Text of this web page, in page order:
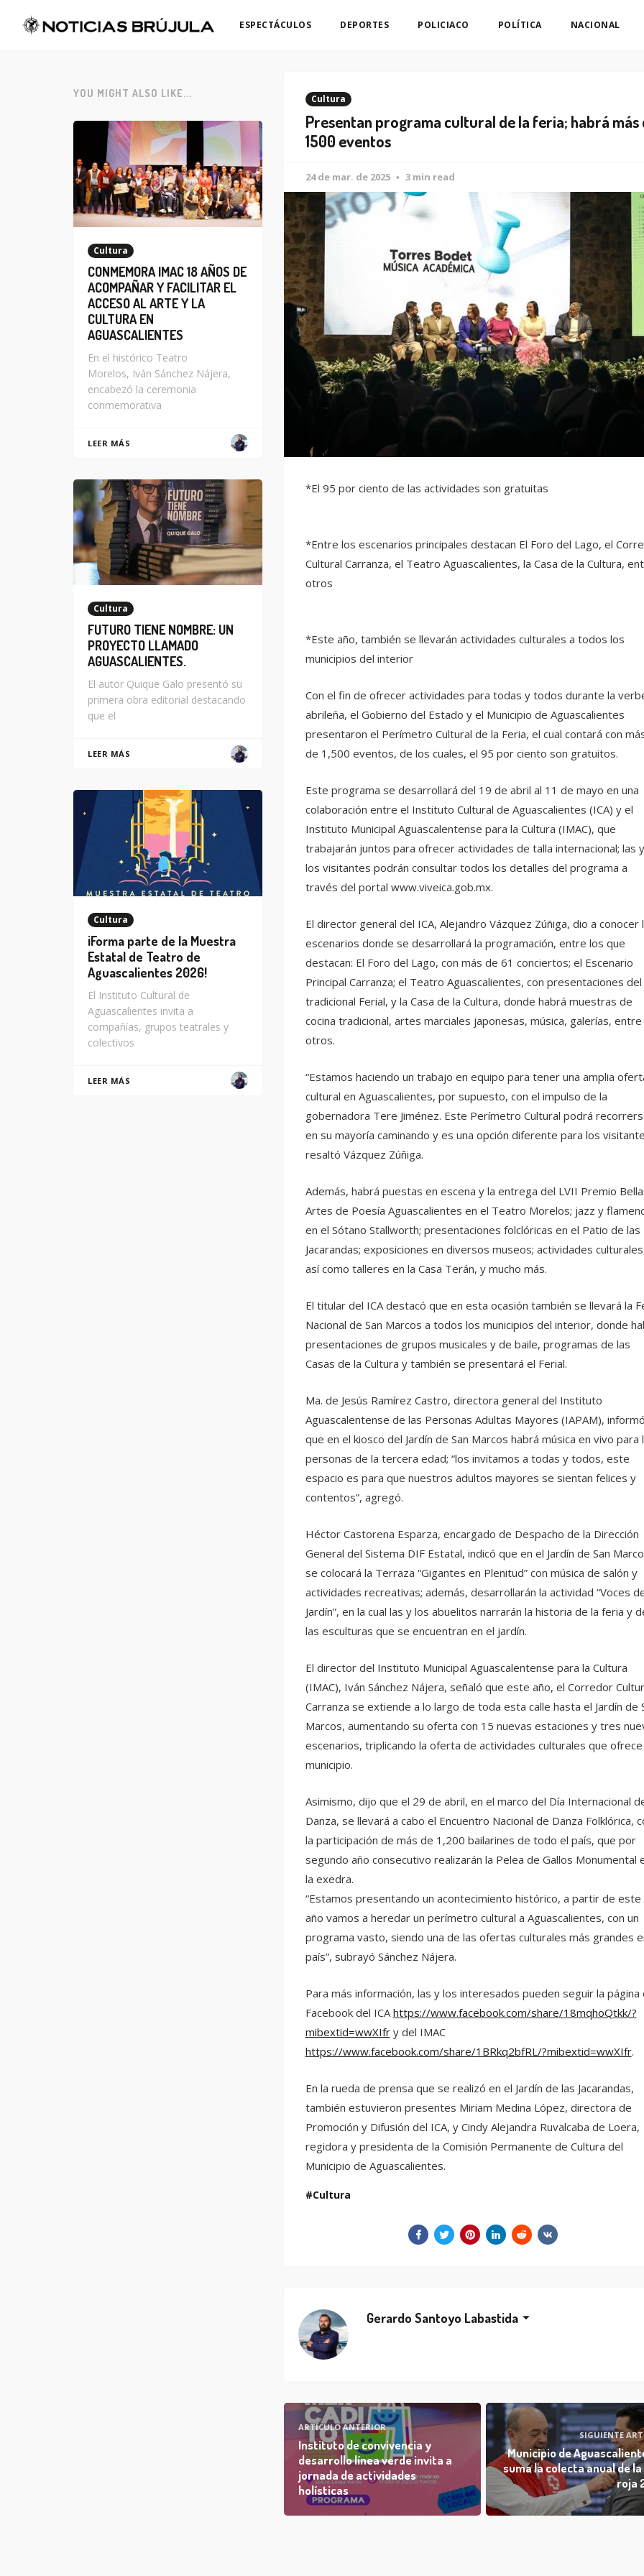
ESPECTÁCULOS DEPORTES POLICIACO POLÍTICA NACIONAL
Cultura
Presentan programa cultural de la feria; habrá más
1500 eventos
24 de mar. de 2025 3 min read
*El 95 por ciento de las actividades son gratuitas
*Entre los escenarios principales destacan El Foro del Lago, el
Cultural Carranza, el Teatro Aguascalientes, la Casa de la Cultura,
otros
*Este año, también se llevarán actividades culturales a todos los
municipios del interior
Con el fin de ofrecer actividades para todas y todos durante la
abrileña, el Gobierno del Estado y el Municipio de Aguascalientes
presentaron el Perímetro Cultural de la Feria, el cual contará con
de 1,500 eventos, de los cuales, el 95 por ciento son gratuitos.
Este programa se desarrollará del 19 de abril al 11 de mayo en una
colaboración entre el Instituto Cultural de Aguascalientes (ICA) y el
Instituto Municipal Aguascalentense para la Cultura (IMAC), que
trabajarán juntos para ofrecer actividades de talla internacional; las y
los visitantes podrán consultar todos los detalles del programa a
través del portal www.viveica.gob.mx.
El director general del ICA, Alejandro Vázquez Zúñiga, dio a conocer
escenarios donde se desarrollará la programación, entre los que
destacan: El Foro del Lago, con más de 61 conciertos; el Escenario
Principal Carranza; el Teatro Aguascalientes, con presentaciones del
tradicional Ferial, y la Casa de la Cultura, donde habrá muestras de
cocina tradicional, artes marciales japonesas, música, galerías, entre
otros.
“Estamos haciendo un trabajo en equipo para tener una amplia
cultural en Aguascalientes, por supuesto, con el impulso de la
gobernadora Tere Jiménez. Este Perímetro Cultural podrá
en su mayoría caminando y es una opción diferente para los
resaltó Vázquez Zúñiga.
Además, habrá puestas en escena y la entrega del LVII Premio
Artes de Poesía Aguascalientes en el Teatro Morelos; jazz y
en el Sótano Stallworth; presentaciones folclóricas en el Patio de las
Jacarandas; exposiciones en diversos museos; actividades
así como talleres en la Casa Terán, y mucho más.
El titular del ICA destacó que en esta ocasión también se llevará la
Nacional de San Marcos a todos los municipios del interior, donde
presentaciones de grupos musicales y de baile, programas de las
Casas de la Cultura y también se presentará el Ferial.
Ma. de Jesús Ramírez Castro, directora general del Instituto
Aguascalentense de las Personas Adultas Mayores (IAPAM), informó
que en el kiosco del Jardín de San Marcos habrá música en vivo para
personas de la tercera edad; “los invitamos a todas y todos, este
espacio es para que nuestros adultos mayores se sientan felices y
contentos”, agregó.
Héctor Castorena Esparza, encargado de Despacho de la Dirección
General del Sistema DIF Estatal, indicó que en el Jardín de San
se colocará la Terraza “Gigantes en Plenitud” con música de salón y
actividades recreativas; además, desarrollarán la actividad “Voces
Jardín”, en la cual las y los abuelitos narrarán la historia de la feria y
las esculturas que se encuentran en el jardín.
El director del Instituto Municipal Aguascalentense para la Cultura
(IMAC), Iván Sánchez Nájera, señaló que este año, el Corredor
Carranza se extiende a lo largo de toda esta calle hasta el Jardín de
Marcos, aumentando su oferta con 15 nuevas estaciones y tres
escenarios, triplicando la oferta de actividades culturales que ofrece
municipio.
Asimismo, dijo que el 29 de abril, en el marco del Día Internacional
Danza, se llevará a cabo el Encuentro Nacional de Danza Folklórica,
la participación de más de 1,200 bailarines de todo el país, que por
segundo año consecutivo realizarán la Pelea de Gallos Monumental
la exedra.
“Estamos presentando un acontecimiento histórico, a partir de este
año vamos a heredar un perímetro cultural a Aguascalientes, con un
programa vasto, siendo una de las ofertas culturales más grandes
país”, subrayó Sánchez Nájera.
Para más información, las y los interesados pueden seguir la página
Facebook del ICAhttps://www.facebook.com/share/18mqhoQtkk/?
mibextid=wwXIfry del IMAC
https://www.facebook.com/share/1BRkq2bfRL/?mibextid=wwXIfr.
En la rueda de prensa que se realizó en el Jardín de las Jacarandas,
también estuvieron presentes Miriam Medina López, directora de
Promoción y Difusión del ICA, y Cindy Alejandra Ruvalcaba de Loera,
regidora y presidenta de la Comisión Permanente de Cultura del
Municipio de Aguascalientes.
Cultura
Gerardo Santoyo Labastida
ARTÍCULO ANTERIOR
Instituto de convivencia y
desarrollo línea verde invita a
jornada de actividades
holísticas
SIGUIENTE
Municipio de
suma la colecta anual de la
roja
YOU MIGHT ALSO LIKE...
Cultura
CONMEMORA IMAC 18 AÑOS DE
ACOMPAÑAR Y FACILITAR EL
ACCESO AL ARTE Y LA
CULTURA EN
AGUASCALIENTES
En el histórico Teatro
Morelos, Iván Sánchez Nájera,
encabezó la ceremonia
conmemorativa
LEER MÁS
Cultura
FUTURO TIENE NOMBRE: UN
PROYECTO LLAMADO
AGUASCALIENTES.
El autor Quique Galo presentó su
primera obra editorial destacando
que el
LEER MÁS
Cultura
¡Forma parte de la Muestra
Estatal de Teatro de
Aguascalientes 2026!
El Instituto Cultural de
Aguascalientes invita a
compañías, grupos teatrales y
colectivos
LEER MÁS